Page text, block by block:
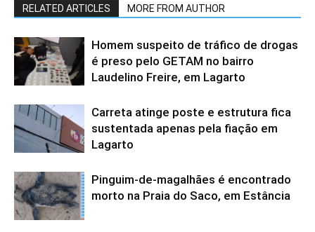
RELATED ARTICLES MORE FROM AUTHOR
Homem suspeito de tráfico de drogas
é preso pelo GETAM no bairro
Laudelino Freire, em Lagarto
Carreta atinge poste e estrutura fica
sustentada apenas pela fiação em
Lagarto
Pinguim-de-magalhães é encontrado
morto na Praia do Saco, em Estância